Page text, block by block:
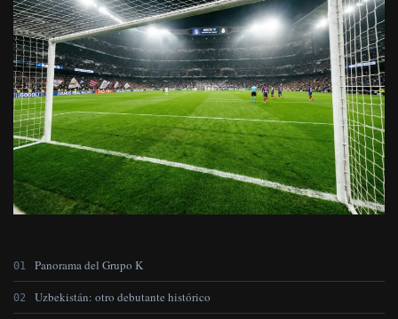
Panorama del Grupo K
Uzbekistán: otro debutante histórico